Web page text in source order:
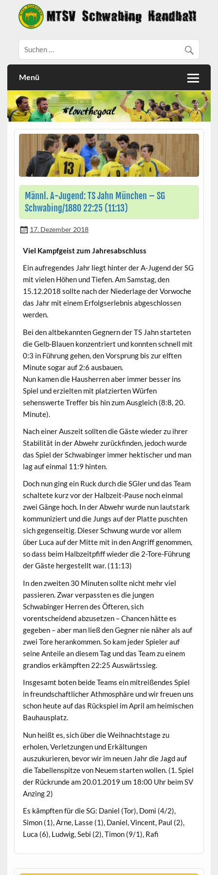
Menü
Männl. A-Jugend: TS Jahn München – SG
Schwabing/1880 22:25 (11:13)
17. Dezember 2018
Viel Kampfgeist zum Jahresabschluss
Ein aufregendes Jahr liegt hinter der A-Jugend der SG
mit vielen Höhen und Tiefen. Am Samstag, den
15.12.2018 sollte nach der Niederlage der Vorwoche
das Jahr mit einem Erfolgserlebnis abgeschlossen
werden.
Bei den altbekannten Gegnern der TS Jahn starteten
die Gelb-Blauen konzentriert und konnten schnell mit
0:3 in Führung gehen, den Vorsprung bis zur elften
Minute sogar auf 2:6 ausbauen.
Nun kamen die Hausherren aber immer besser ins
Spiel und erzielten mit platzierten Würfen
sehenswerte Treffer bis hin zum Ausgleich (8:8, 20.
Minute).
Nach einer Auszeit sollten die Gäste wieder zu ihrer
Stabilität in der Abwehr zurückfinden, jedoch wurde
das Spiel der Schwabinger immer hektischer und man
lag auf einmal 11:9 hinten.
Doch nun ging ein Ruck durch die SGler und das Team
schaltete kurz vor der Halbzeit-Pause noch einmal
zwei Gänge hoch. In der Abwehr wurde nun lautstark
kommuniziert und die Jungs auf der Platte puschten
sich gegenseitig. Dieser Schwung wurde vor allem
über Luca auf der Mitte mit in den Angriff genommen,
so dass beim Halbzeitpfiff wieder die 2-Tore-Führung
der Gäste hergestellt war. (11:13)
In den zweiten 30 Minuten sollte nicht mehr viel
passieren. Zwar verpassten es die jungen
Schwabinger Herren des Öfteren, sich
vorentscheidend abzusetzen – Chancen hätte es
gegeben – aber man ließ den Gegner nie näher als auf
zwei Tore herankommen. So kam jeder Spieler auf
seine Anteile an diesem Tag und das Team zu einem
grandios erkämpften 22:25 Auswärtssieg.
Insgesamt boten beide Teams ein mitreißendes Spiel
in freundschaftlicher Athmosphäre und wir freuen uns
schon heute auf das Rückspiel im April am heimischen
Bauhausplatz.
Nun heißt es, sich über die Weihnachtstage zu
erholen, Verletzungen und Erkältungen
auszukurieren, bevor wir im neuen Jahr die Jagd auf
die Tabellenspitze von Neuem starten wollen. (1. Spiel
der Rückrunde am 20.01.2019 um 18:00 Uhr beim SV
Anzing 2)
Es kämpften für die SG: Daniel (Tor), Domi (4/2),
Simon (1), Arne, Lasse (1), Daniel, Vincent, Paul (2),
Luca (6), Ludwig, Sebi (2), Timon (9/1), Rafi